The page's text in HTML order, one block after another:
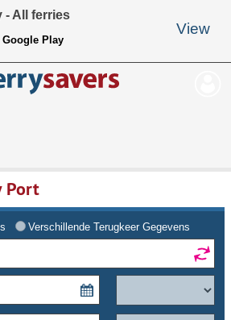
- All ferries
Google Play
View
Port
Verschillende Terugkeer Gegevens